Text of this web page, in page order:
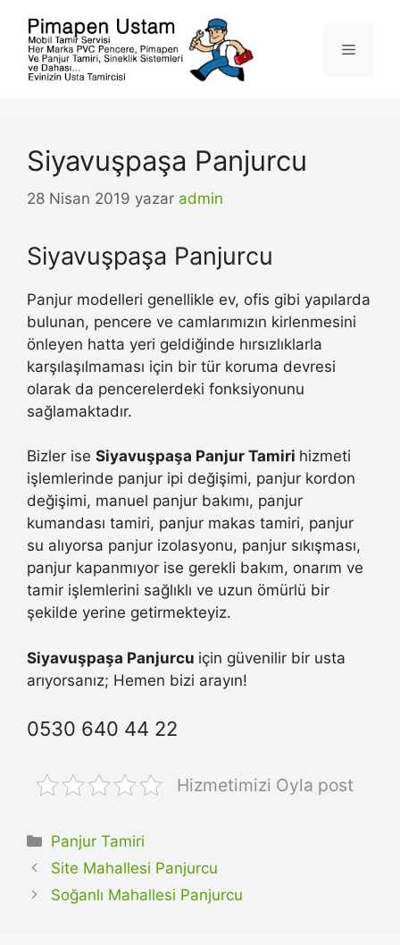
Menü
Siyavuşpaşa Panjurcu
28 Nisan 2019 yazar admin
Siyavuşpaşa Panjurcu
Panjur modelleri genellikle ev, ofis gibi yapılarda
bulunan, pencere ve camlarımızın kirlenmesini
önleyen hatta yeri geldiğinde hırsızlıklarla
karşılaşılmaması için bir tür koruma devresi
olarak da pencerelerdeki fonksiyonunu
sağlamaktadır.
Bizler ise Siyavuşpaşa Panjur Tamiri hizmeti
işlemlerinde panjur ipi değişimi, panjur kordon
değişimi, manuel panjur bakımı, panjur
kumandası tamiri, panjur makas tamiri, panjur
su alıyorsa panjur izolasyonu, panjur sıkışması,
panjur kapanmıyor ise gerekli bakım, onarım ve
tamir işlemlerini sağlıklı ve uzun ömürlü bir
şekilde yerine getirmekteyiz.
Siyavuşpaşa Panjurcu için güvenilir bir usta
arıyorsanız; Hemen bizi arayın!
0530 640 44 22
Hizmetimizi Oyla post
Kategoriler
Panjur Tamiri
Site Mahallesi Panjurcu
Soğanlı Mahallesi Panjurcu